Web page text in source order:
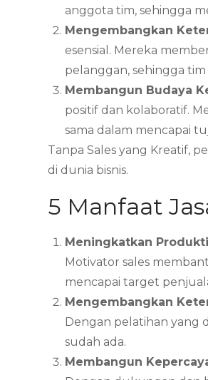
anggota tim, sehingga
Mengembangkan
esensial. Mereka
pelanggan, sehingga
Membangun Budaya
positif dan kolaboratif.
sama dalam mencapai
Tanpa Sales yang Kreatif,
di dunia bisnis.
5 Manfaat
Meningkatkan
Motivator sales
mencapai target
Mengembangkan
Dengan pelatihan yang
sudah ada.
Membangun